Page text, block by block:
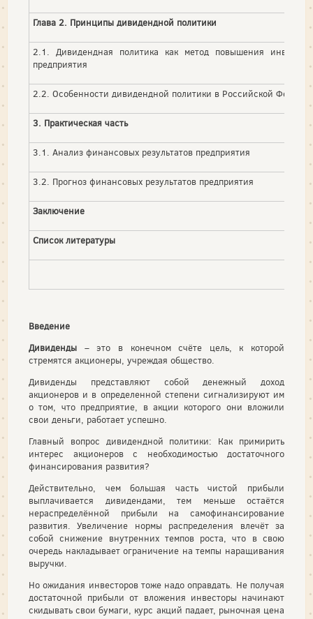
Глава 2. Принципы дивидендной политики
2.1. Дивидендная политика как метод повышения
предприятия
2.2. Особенности дивидендной политики в Российской
3. Практическая часть
3.1. Анализ финансовых результатов предприятия
3.2. Прогноз финансовых результатов предприятия
Заключение
Список литературы
Введение
Дивиденды – это в конечном счёте цель, к которой
стремятся акционеры, учреждая общество.
Дивиденды представляют собой денежный доход
акционеров и в определенной степени сигнализируют им
о том, что предприятие, в акции которого они вложили
свои деньги, работает успешно.
Главный вопрос дивидендной политики: Как примирить
интерес акционеров с необходимостью достаточного
финансирования развития?
Действительно, чем большая часть чистой прибыли
выплачивается дивидендами, тем меньше остаётся
нераспределённой прибыли на самофинансирование
развития. Увеличение нормы распределения влечёт за
собой снижение внутренних темпов роста, что в свою
очередь накладывает ограничение на темпы наращивания
выручки.
Но ожидания инвесторов тоже надо оправдать. Не получая
достаточной прибыли от вложения инвесторы начинают
скидывать свои бумаги, курс акций падает, рыночная цена